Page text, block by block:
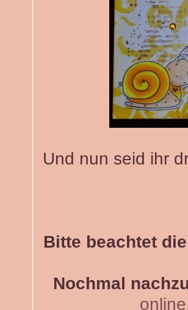
Und nun seid ihr
Bitte beachtet
Nochmal